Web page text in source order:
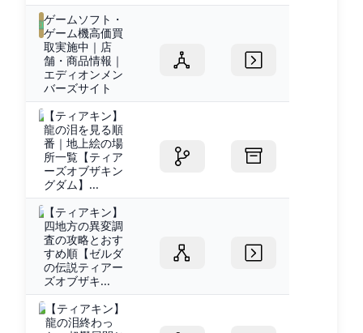
ゲームソフト・
ゲーム機高価買
取実施中｜店
舗・商品情報｜
エディオンメン
バーズサイト
【ティアキン】
龍の泪を見る順
番｜地上絵の場
所一覧【ティア
ーズオブザキン
グダム】...
【ティアキン】
四地方の異変調
査の攻略とおす
すめ順【ゼルダ
の伝説ティアー
ズオブザキ...
【ティアキン】
龍の泪終わっ